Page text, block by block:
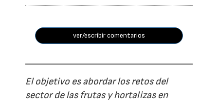
ver/escribir comentarios
El objetivo es abordar los retos del
sector de las frutas y hortalizas en